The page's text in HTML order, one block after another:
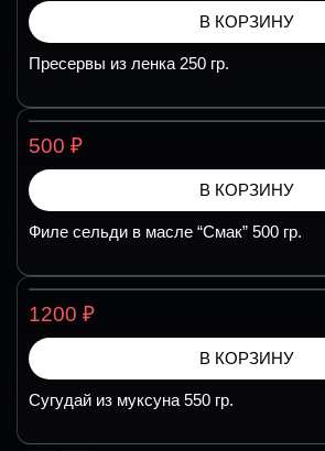
В КОРЗИНУ
Пресервы из ленка 250 гр.
500 ₽
В КОРЗИНУ
Филе сельди в масле “Смак” 500 гр.
1200 ₽
В КОРЗИНУ
Сугудай из муксуна 550 гр.